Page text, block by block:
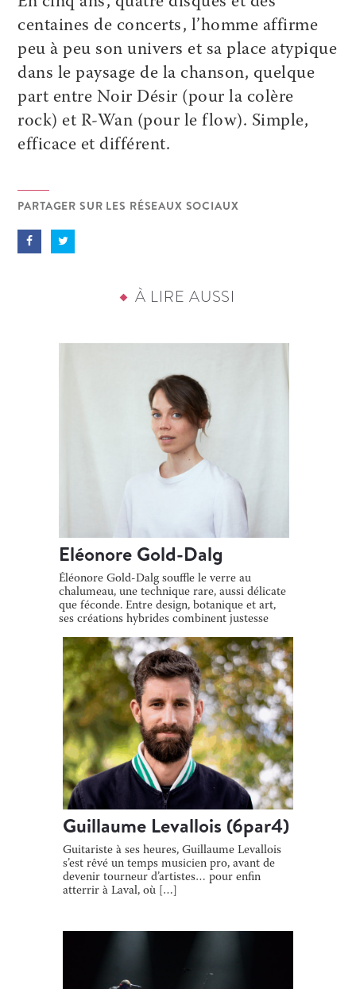
centaines de concerts, l’homme affirme
peu à peu son univers et sa place atypique
dans le paysage de la chanson, quelque
part entre Noir Désir (pour la colère
rock) et R-Wan (pour le flow). Simple,
efficace et différent.
PARTAGER SUR LES RÉSEAUX SOCIAUX
À LIRE AUSSI
Eléonore Gold-Dalg
Éléonore Gold-Dalg souffle le verre au
chalumeau, une technique rare, aussi délicate
que féconde. Entre design, botanique et art,
ses créations hybrides combinent justesse
Guillaume Levallois (6par4)
Guitariste à ses heures, Guillaume Levallois
s’est rêvé un temps musicien pro, avant de
devenir tourneur d’artistes… pour enfin
atterrir à Laval, où […]